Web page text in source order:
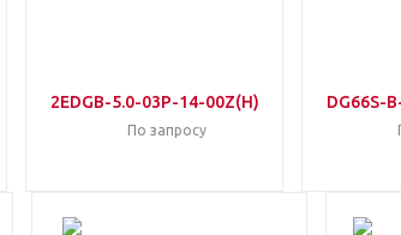
2EDGB-5.0-03P-14-00Z(H)
По запросу
DG66S-